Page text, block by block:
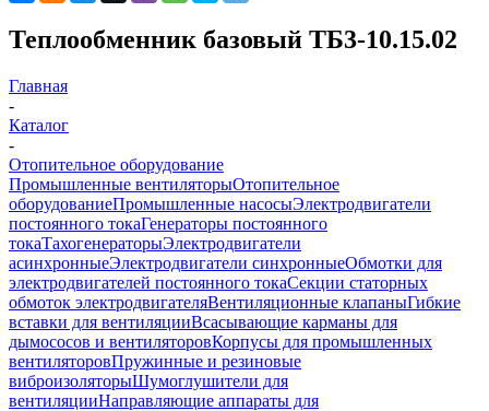
Теплообменник базовый ТБ3-10.15.02
Главная
-
Каталог
-
Отопительное оборудование
Промышленные вентиляторыОтопительное
оборудованиеПромышленные насосыЭлектродвигатели
постоянного токаГенераторы постоянного
токаТахогенераторыЭлектродвигатели
асинхронныеЭлектродвигатели синхронныеОбмотки для
электродвигателей постоянного токаСекции статорных
обмоток электродвигателяВентиляционные клапаныГибкие
вставки для вентиляцииВсасывающие карманы для
дымососов и вентиляторовКорпусы для промышленных
вентиляторовПружинные и резиновые
виброизоляторыШумоглушители для
вентиляцииНаправляющие аппараты для